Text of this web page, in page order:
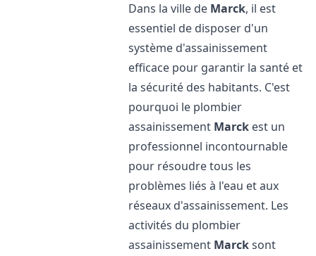
Dans la ville de Marck, il est
essentiel de disposer d'un
système d'assainissement
efficace pour garantir la santé et
la sécurité des habitants. C'est
pourquoi le plombier
assainissement Marck est un
professionnel incontournable
pour résoudre tous les
problèmes liés à l'eau et aux
réseaux d'assainissement. Les
activités du plombier
assainissement Marcksont